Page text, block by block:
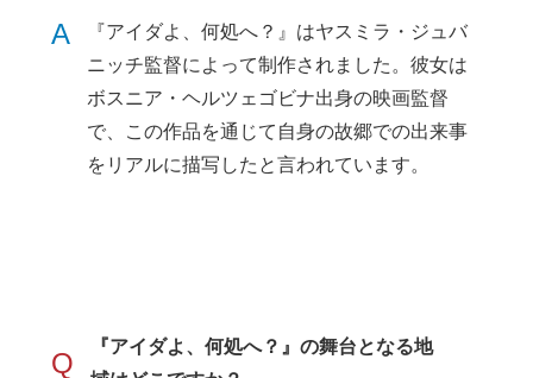
A
『アイダよ、何処へ？』はヤスミラ・ジュバ
ニッチ監督によって制作されました。彼女は
ボスニア・ヘルツェゴビナ出身の映画監督
で、この作品を通じて自身の故郷での出来事
をリアルに描写したと言われています。
Q
『アイダよ、何処へ？』の舞台となる地